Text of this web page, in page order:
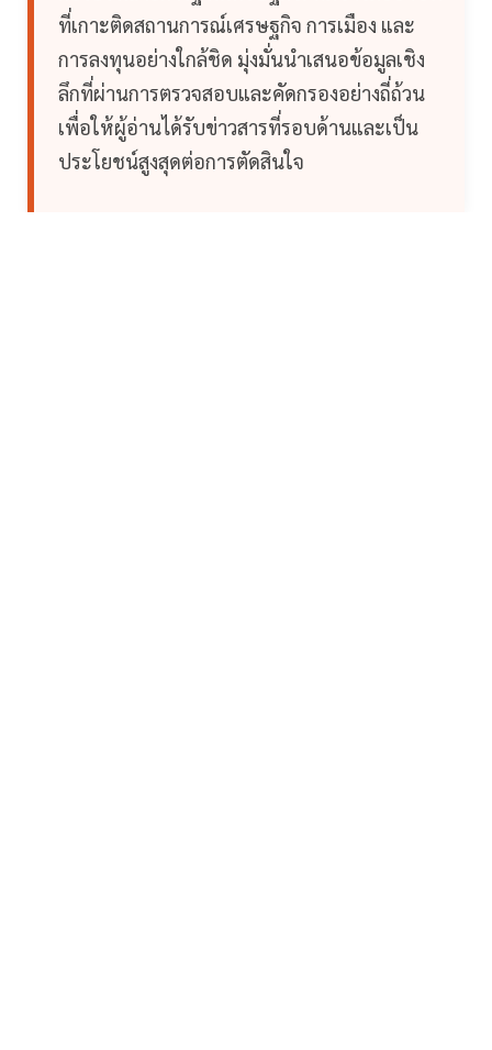
ที่เกาะติดสถานการณ์เศรษฐกิจ การเมือง และ
การลงทุนอย่างใกล้ชิด มุ่งมั่นนำเสนอข้อมูลเชิง
ลึกที่ผ่านการตรวจสอบและคัดกรองอย่างถี่ถ้วน
เพื่อให้ผู้อ่านได้รับข่าวสารที่รอบด้านและเป็น
ประโยชน์สูงสุดต่อการตัดสินใจ